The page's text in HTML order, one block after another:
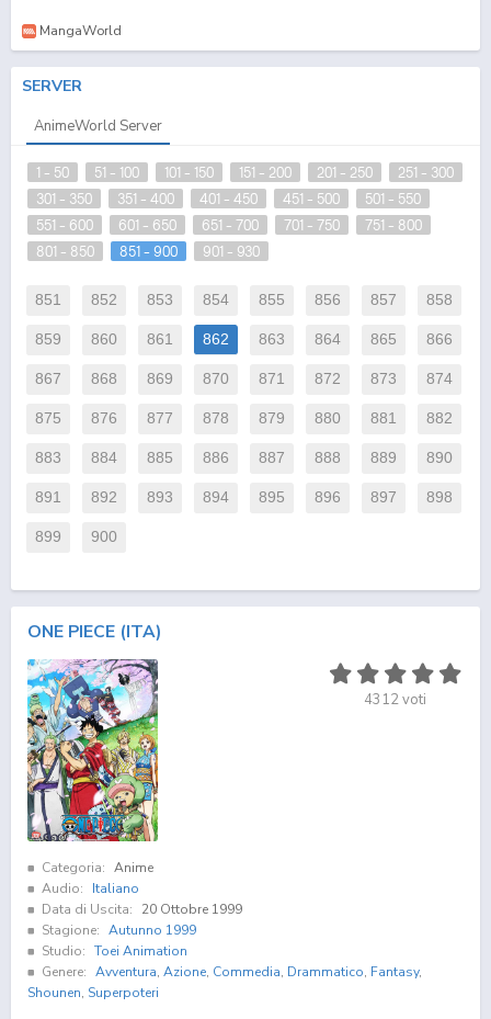
MangaWorld
SERVER
AnimeWorld Server
1 - 50 51 - 100 101 - 150 151 - 200 201 - 250
251 - 300
301 - 350
351 - 400 401 - 450 451 - 500
501 - 550
551 - 600
601 - 650 651 - 700 701 - 750
751 - 800
801 - 850
851 - 900 901 - 930
851 852 853 854 855 856 857 858
859 860 861 862 863 864 865 866
867 868 869 870 871 872 873 874
875 876 877 878 879 880 881 882
883 884 885 886 887 888 889 890
891 892 893 894 895 896 897 898
899 900
ONE PIECE (ITA)
4312voti
Categoria: Anime
Audio:
Italiano
Data di Uscita:
20 Ottobre 1999
Stagione: Autunno 1999
Studio: Toei Animation
Genere: Avventura, Azione, Commedia, Drammatico, Fantasy,
Shounen, Superpoteri